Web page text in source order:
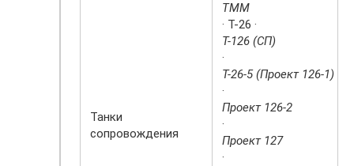
Танки
сопровождения
ТММ
· Т-26 ·
Т-126 (СП)
·
Т-26-5 (Проект 126-1)
·
Проект 126-2
·
Проект 127
·